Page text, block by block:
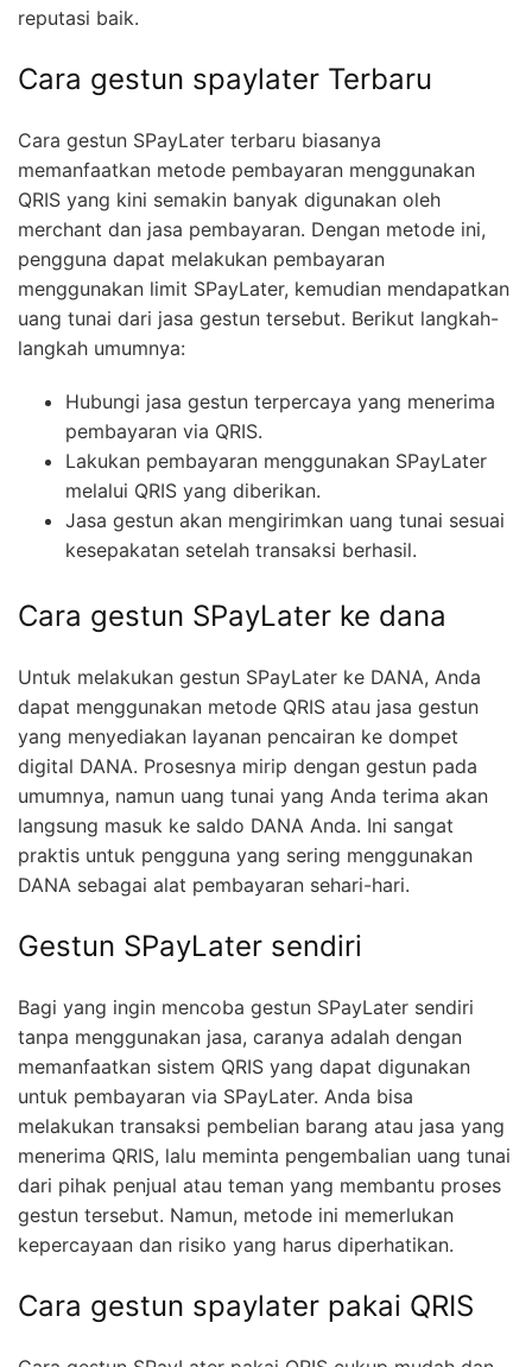
reputasi baik.
Cara gestun spaylater Terbaru
Cara gestun SPayLater terbaru biasanya
memanfaatkan metode pembayaran menggunakan
QRIS yang kini semakin banyak digunakan oleh
merchant dan jasa pembayaran. Dengan metode ini,
pengguna dapat melakukan pembayaran
menggunakan limit SPayLater, kemudian mendapatkan
uang tunai dari jasa gestun tersebut. Berikut langkah-
langkah umumnya:
Hubungi jasa gestun terpercaya yang menerima
pembayaran via QRIS.
Lakukan pembayaran menggunakan SPayLater
melalui QRIS yang diberikan.
Jasa gestun akan mengirimkan uang tunai sesuai
kesepakatan setelah transaksi berhasil.
Cara gestun SPayLater ke dana
Untuk melakukan gestun SPayLater ke DANA, Anda
dapat menggunakan metode QRIS atau jasa gestun
yang menyediakan layanan pencairan ke dompet
digital DANA. Prosesnya mirip dengan gestun pada
umumnya, namun uang tunai yang Anda terima akan
langsung masuk ke saldo DANA Anda. Ini sangat
praktis untuk pengguna yang sering menggunakan
DANA sebagai alat pembayaran sehari-hari.
Gestun SPayLater sendiri
Bagi yang ingin mencoba gestun SPayLater sendiri
tanpa menggunakan jasa, caranya adalah dengan
memanfaatkan sistem QRIS yang dapat digunakan
untuk pembayaran via SPayLater. Anda bisa
melakukan transaksi pembelian barang atau jasa yang
menerima QRIS, lalu meminta pengembalian uang tunai
dari pihak penjual atau teman yang membantu proses
gestun tersebut. Namun, metode ini memerlukan
kepercayaan dan risiko yang harus diperhatikan.
Cara gestun spaylater pakai QRIS